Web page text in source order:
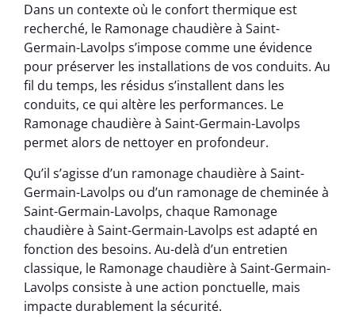
Dans un contexte où le confort thermique est
recherché, le Ramonage chaudière à Saint-
Germain-Lavolps s’impose comme une évidence
pour préserver les installations de vos conduits. Au
fil du temps, les résidus s’installent dans les
conduits, ce qui altère les performances. Le
Ramonage chaudière à Saint-Germain-Lavolps
permet alors de nettoyer en profondeur.
Qu’il s’agisse d’un ramonage chaudière à Saint-
Germain-Lavolps ou d’un ramonage de cheminée à
Saint-Germain-Lavolps, chaque Ramonage
chaudière à Saint-Germain-Lavolps est adapté en
fonction des besoins. Au-delà d’un entretien
classique, le Ramonage chaudière à Saint-Germain-
Lavolps consiste à une action ponctuelle, mais
impacte durablement la sécurité.